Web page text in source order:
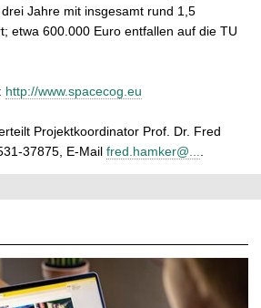
Jahre mit insgesamt rund 1,5
etwa 600.000 Euro entfallen auf die TU
http://www.spacecog.eu
Projektkoordinator Prof. Dr. Fred
37875, E-Mail fred.hamker@....